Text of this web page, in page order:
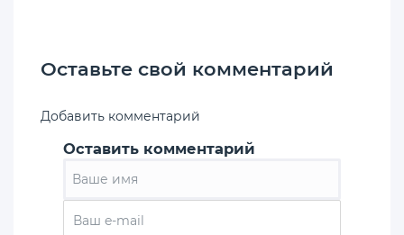
Оставьте свой комментарий
Добавить комментарий
Оставить комментарий